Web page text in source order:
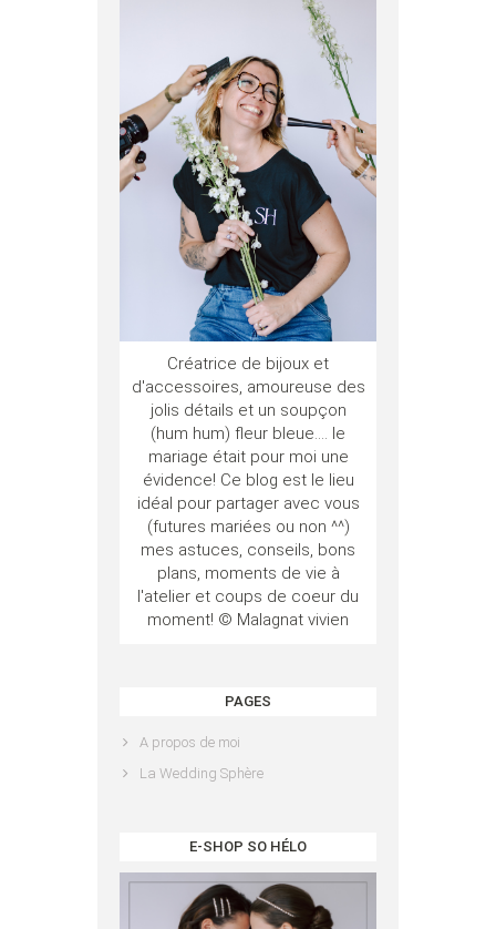
Créatrice de bijoux et
d'accessoires, amoureuse des
jolis détails et un soupçon
(hum hum) fleur bleue.... le
mariage était pour moi une
évidence! Ce blog est le lieu
idéal pour partager avec vous
(futures mariées ou non ^^)
mes astuces, conseils, bons
plans, moments de vie à
l'atelier et coups de coeur du
moment! © Malagnat vivien
PAGES
A propos de moi
La Wedding Sphère
E-SHOP SO HÉLO